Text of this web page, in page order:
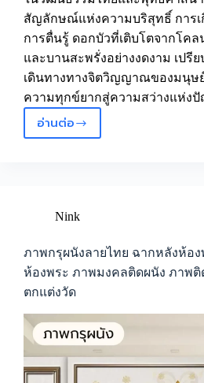
สัญลักษณ์แห่งความบริสุทธิ์ การ
การตื่นรู้ ดอกบัวที่เติบโตจากโค
และบานสะพรั่งอย่างงดงาม เปรี
เดินทางทางจิตวิญญาณของมนุษ
ความทุกข์ยากสู่ความสว่างแห่ง
อ่านต่อภาพ
ภาพ
ดอกบัว
ลาย
ไทย
ติด
ผนัง
ห้อง
พระ
Nink
ภาพกรุผนังลายไทย ฉากหลังห้อ
ห้องพระ ภาพมงคลติดผนัง ภาพติ
ตกแต่งวัด